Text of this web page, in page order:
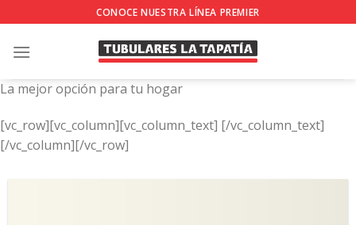
to
content
CONOCE NUESTRA LÍNEA PREMIER
La mejor opción para tu hogar
[vc_row][vc_column][vc_column_text] [/vc_column_text]
[/vc_column][/vc_row]